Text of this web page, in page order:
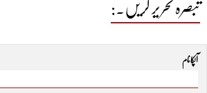
تبصرہ تحریر کریں۔:
آپکا نام